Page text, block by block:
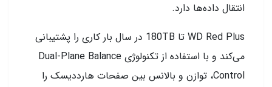
انتقال داده‌ها دارد.
WD Red Plus تا 180TB در سال بار کاری را پشتیبانی
می‌کند و با استفاده از تکنولوژی Dual-Plane Balance
Control، توازن و بالانس بین صفحات هارددیسک را